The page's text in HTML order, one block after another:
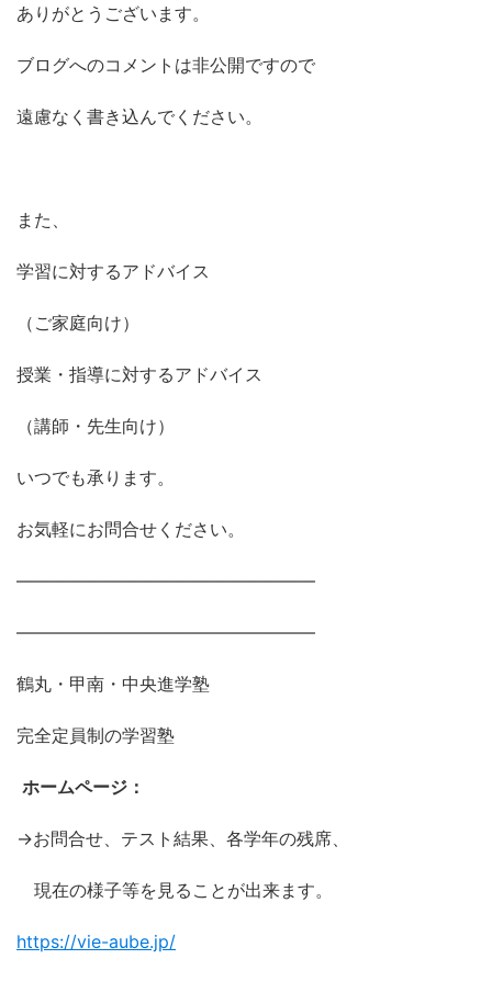
ありがとうございます。
ブログへのコメントは非公開ですので
遠慮なく書き込んでください。
また、
学習に対するアドバイス
（ご家庭向け）
授業・指導に対するアドバイス
（講師・先生向け）
いつでも承ります。
お気軽にお問合せください。
―――――――――――――――――
―――――――――――――――――
鶴丸・甲南・中央進学塾
完全定員制の学習塾
ホームページ：
→お問合せ、テスト結果、各学年の残席、
現在の様子等を見ることが出来ます。
https://vie-aube.jp/